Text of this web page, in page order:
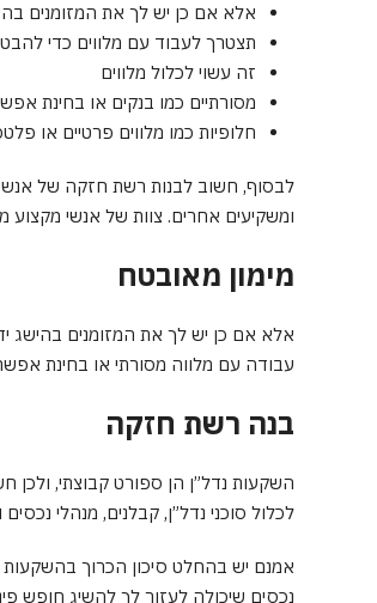
אלא אם כן יש לך את המזומנים
תצטרך לעבוד עם מלווים כדי
זה עשוי לכלול מלווים
מסורתיים כמו בנקים או בחינת
חלופיות כמו מלווים פרטיים או
לבסוף, חשוב לבנות רשת חזקה של אנשי
ומשקיעים אחרים. צוות של אנשי
מימון מאובטח
אלא אם כן יש לך את המזומנים בהישג
עבודה עם מלווה מסורתי או בחינת
בנה רשת חזקה
השקעות נדל”ן הן ספורט קבוצתי,
לכלול סוכני נדל”ן, קבלנים, מנהלי
אמנם יש בהחלט סיכון הכרוך בהשקעות
נכסים שיכולה לעזור לך להשיג חופש